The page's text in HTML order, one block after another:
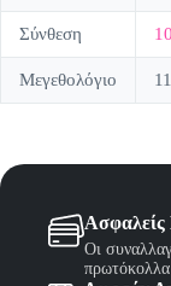
Σύνθεση
Μεγεθολόγιο
Οι